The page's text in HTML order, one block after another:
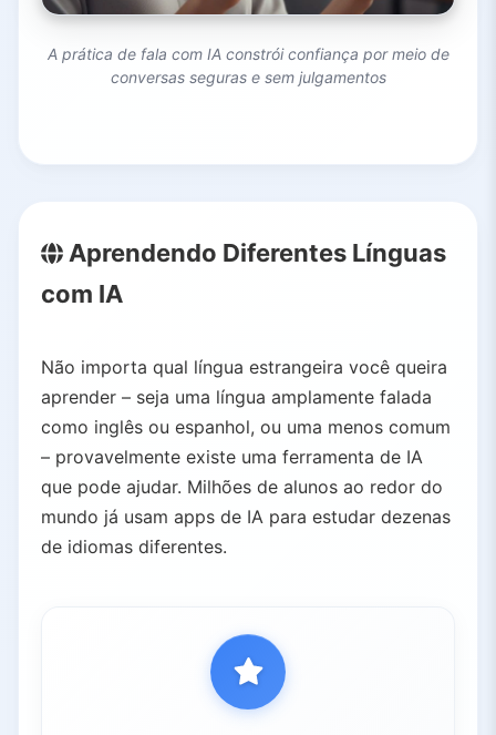
A prática de fala com IA constrói confiança por meio de
conversas seguras e sem julgamentos
Aprendendo Diferentes Línguas
com IA
Não importa qual língua estrangeira você queira
aprender – seja uma língua amplamente falada
como inglês ou espanhol, ou uma menos comum
– provavelmente existe uma ferramenta de IA
que pode ajudar. Milhões de alunos ao redor do
mundo já usam apps de IA para estudar dezenas
de idiomas diferentes.